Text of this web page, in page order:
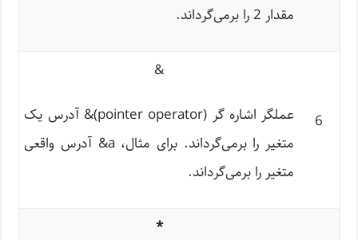
مقدار 2 را برمی‌گرداند.
6
&
عملگر اشاره گر (pointer operator)& آدرس یک
متغیر را برمی‌گرداند. برای مثال، a& آدرس واقعی
متغیر را برمی‌گرداند.
*